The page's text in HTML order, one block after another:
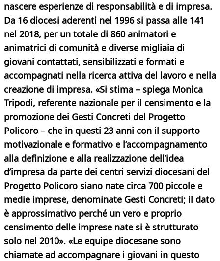
nascere esperienze di responsabilità e di impresa.
Da 16 diocesi aderenti nel 1996 si passa alle 141
nel 2018, per un totale di 860 animatori e
animatrici di comunità e diverse migliaia di
giovani contattati, sensibilizzati e formati e
accompagnati nella ricerca attiva del lavoro e nella
creazione di impresa. «Si stima – spiega Monica
Tripodi, referente nazionale per il censimento e la
promozione dei Gesti Concreti del Progetto
Policoro – che in questi 23 anni con il supporto
motivazionale e formativo e l’accompagnamento
alla definizione e alla realizzazione dell’idea
d’impresa da parte dei centri servizi diocesani del
Progetto Policoro siano nate circa 700 piccole e
medie imprese, denominate Gesti Concreti; il dato
è approssimativo perché un vero e proprio
censimento delle imprese nate si è strutturato
solo nel 2010». «Le equipe diocesane sono
chiamate ad accompagnare i giovani in questo